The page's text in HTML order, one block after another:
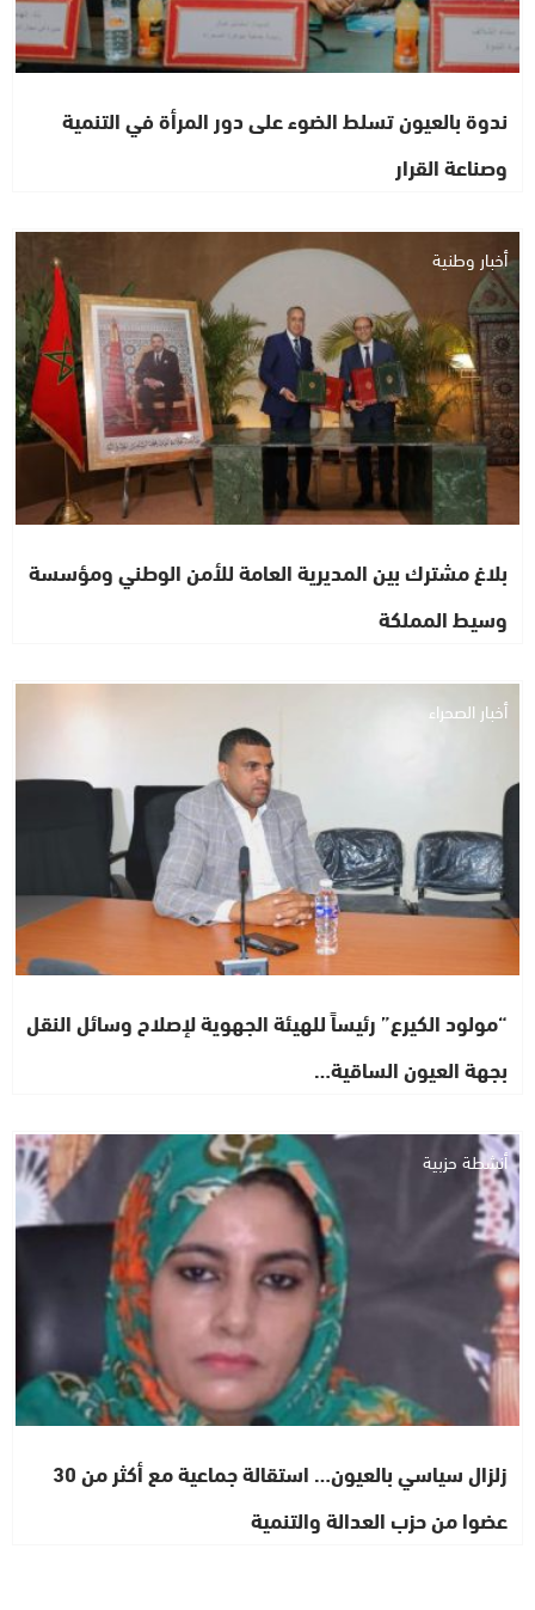
ندوة بالعيون تسلط الضوء على دور المرأة في التنمية
وصناعة القرار
أخبار وطنية
بلاغ مشترك بين المديرية العامة للأمن الوطني ومؤسسة
وسيط المملكة
أخبار الصحراء
“مولود الكيرع” رئيساً للهيئة الجهوية لإصلاح وسائل النقل
بجهة العيون الساقية…
أنشطة حزبية
زلزال سياسي بالعيون… استقالة جماعية مع أكثر من 30
عضوا من حزب العدالة والتنمية